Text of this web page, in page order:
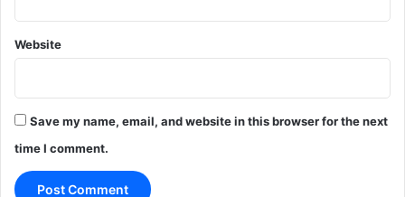
Website
Save my name, email, and website in this browser for the next
time I comment.